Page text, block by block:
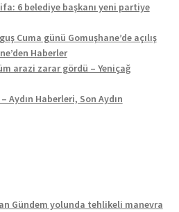
6 belediye başkanı yeni partiye
Cuma günü Gomuşhane’de açılış
Haberler
arazi zarar gördü – Yeniçağ
Aydın Haberleri, Son Aydın
Gündem yolunda tehlikeli manevra